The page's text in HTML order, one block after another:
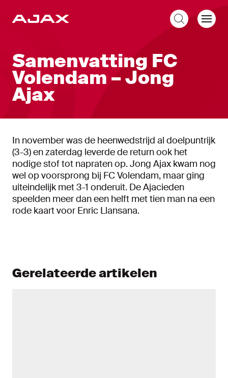
Samenvatting FC
Volendam – Jong
Ajax
In november was de heenwedstrijd al doelpuntrijk
(3-3) en zaterdag leverde de return ook het
nodige stof tot napraten op. Jong Ajax kwam nog
wel op voorsprong bij FC Volendam, maar ging
uiteindelijk met 3-1 onderuit. De Ajacieden
speelden meer dan een helft met tien man na een
rode kaart voor Enric Llansana.
Gerelateerde artikelen